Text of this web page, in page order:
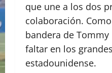
que une a los dos
colaboración.
bandera de
faltar en los
estadounidense.